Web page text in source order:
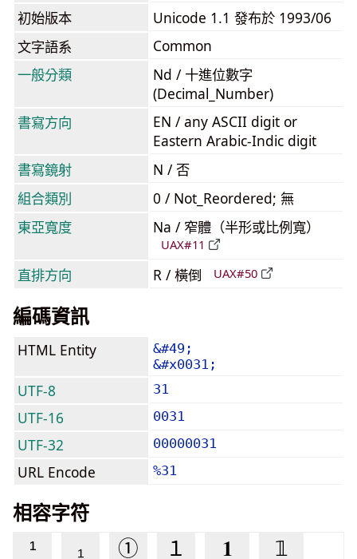
初始版本
Unicode 1.1 發布於 1993/06
文字語系
Common
一般分類
Nd / 十進位數字
(Decimal_Number)
書寫方向
EN / any ASCII digit or
Eastern Arabic-Indic digit
書寫鏡射
N / 否
組合類別
0 / Not_Reordered; 無
東亞寬度
Na / 窄體（半形或比例寬）
UAX#11
直排方向 R / 橫倒 UAX#50
編碼資訊
HTML Entity
&#49;
&#x0031;
UTF-8 31
UTF-16 0031
UTF-32 00000031
URL Encode %31
相容字符
¹ ₁ ① １ 𝟏 𝟙